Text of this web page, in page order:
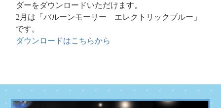
ダーをダウンロードいただけます。
2月は「バルーンモーリー エレクトリックブルー」
です。
ダウンロードはこちらから